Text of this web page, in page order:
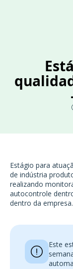
Estágio para
de indústria
realizando
autocontrole
dentro da empresa.
Este